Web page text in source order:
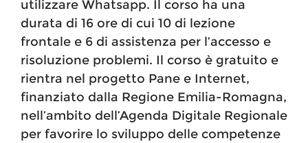
utilizzare Whatsapp. Il corso ha una
durata di 16 ore di cui 10 di lezione
frontale e 6 di assistenza per l’accesso e
risoluzione problemi. Il corso è gratuito e
rientra nel progetto Pane e Internet,
finanziato dalla Regione Emilia-Romagna,
nell’ambito dell’Agenda Digitale Regionale
per favorire lo sviluppo delle competenze